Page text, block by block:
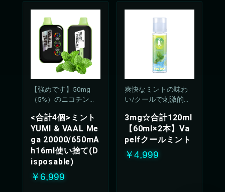
【強めです】50mg
（5%）のニコチン濃
<合計4個>ミント
YUMI & VAAL Me
ga 20000/650mA
h16ml使い捨て(D
isposable)
￥6,999
爽快なミントの味わ
い/クールで刺激的な
G%)
3mg☆合計120ml
【60ml×2本】Va
pelfクールミント
￥4,999